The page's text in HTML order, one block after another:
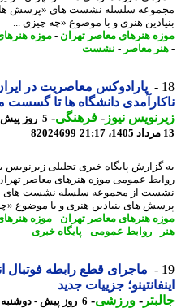
سلسله نشست های «پرسش های
هنری و با موضوع «چه چیزی ...
هنرهای معاصر تهران- موزه هنرهای
معاصر-نشست
پارادوکس معاصریت در ایران؛
دانشگاه ها تا گسست
نیوز-فرهنگی-
5 روز پیش -
82024699
پایگاه خبری تحلیلی زیرنویس به
عمومی موزه هنرهای معاصر تهران،
از مجموعه سلسله نشست های
های بنیادین هنری و با موضوع «چه ...
هنرهای معاصر تهران- موزه هنرهای
-روابط عمومی-پایگاه خبری
ماجرای قطع رابطه فوتبال
جزییات جدید
-ورزشی-
6